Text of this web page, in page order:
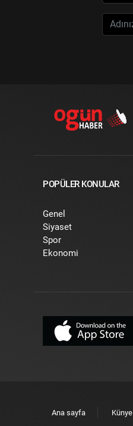
POPÜLER KONULAR
Genel
Siyaset
Spor
Ekonomi
Ana sayfa Künye